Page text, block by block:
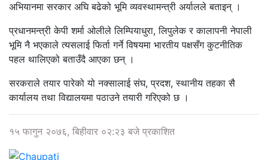
अभियानमा सरकार अघि बढेको भूमि व्यवस्थामन्त्री अर्यालले बताइन् ।
प्रधानमन्त्री केपी शर्मा ओलीले लिम्पियाधुरा, लिपुलेक र कालापनी नेपाली
भूमि नै भएकाले त्यसलाई फिर्ता गर्ने विषयमा भारतीय पक्षसँग कुटनीतिक
पहल थालिएको बताउँदै आएका छन् ।
सरकराले तयार पारेको यो नक्सालाई संघ, प्रदश, स्थानीय तहका सै
कार्यालय तथा विद्यालयमा पठाउने तयारी गरिएको छ ।
१५ फागुन २०७६, बिहीवार ०२:२३ बजे प्रकाशित